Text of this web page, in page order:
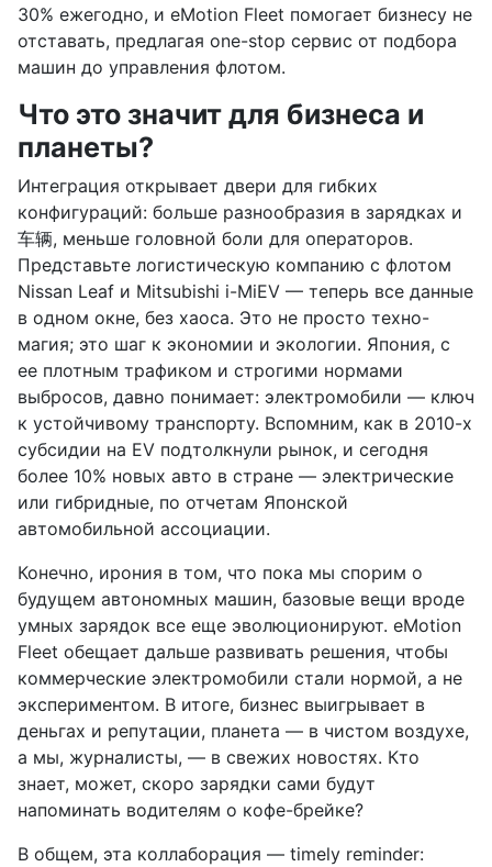
30% ежегодно, и eMotion Fleet помогает бизнесу не
отставать, предлагая one-stop сервис от подбора
машин до управления флотом.
Что это значит для бизнеса и
планеты?
Интеграция открывает двери для гибких
конфигураций: больше разнообразия в зарядках и
车辆, меньше головной боли для операторов.
Представьте логистическую компанию с флотом
Nissan Leaf и Mitsubishi i-MiEV — теперь все данные
в одном окне, без хаоса. Это не просто техно-
магия; это шаг к экономии и экологии. Япония, с
ее плотным трафиком и строгими нормами
выбросов, давно понимает: электромобили — ключ
к устойчивому транспорту. Вспомним, как в 2010-х
субсидии на EV подтолкнули рынок, и сегодня
более 10% новых авто в стране — электрические
или гибридные, по отчетам Японской
автомобильной ассоциации.
Конечно, ирония в том, что пока мы спорим о
будущем автономных машин, базовые вещи вроде
умных зарядок все еще эволюционируют. eMotion
Fleet обещает дальше развивать решения, чтобы
коммерческие электромобили стали нормой, а не
экспериментом. В итоге, бизнес выигрывает в
деньгах и репутации, планета — в чистом воздухе,
а мы, журналисты, — в свежих новостях. Кто
знает, может, скоро зарядки сами будут
напоминать водителям о кофе-брейке?
В общем, эта коллаборация — timely reminder: